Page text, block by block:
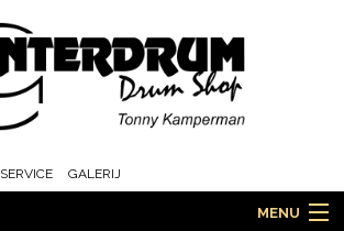
SERVICE GALERIJ
MENU